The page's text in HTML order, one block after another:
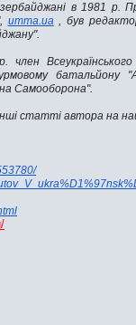
в 1981 р.
umma.ua, був
член
батальйону
Самооборона".
статті автора на